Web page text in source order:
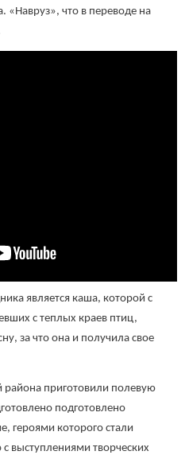
«Навруз», что в переводе на
является каша, которой с
с теплых краев птиц,
за что она и получила свое
района приготовили полевую
подготовлено
героями которого стали
выступлениями творческих